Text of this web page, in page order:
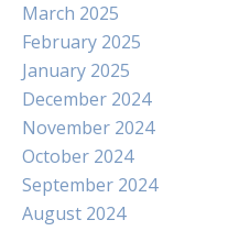
March 2025
February 2025
January 2025
December 2024
November 2024
October 2024
September 2024
August 2024